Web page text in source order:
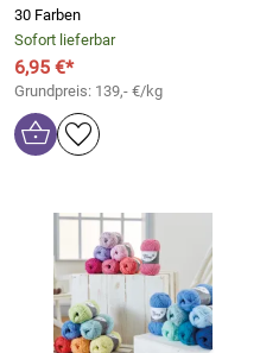
30 Farben
Sofort lieferbar
6,95 €*
Grundpreis: 139,- €/kg